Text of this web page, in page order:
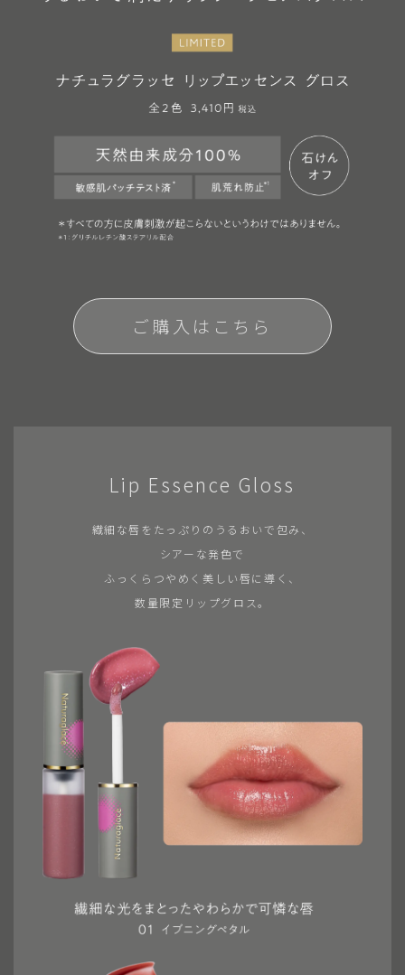
ご購入はこちら
Lip Essence Gloss
繊細な唇をたっぷりのうるおいで包み、
シアーな発色で
ふっくらつやめく美しい唇に導く、
数量限定リップグロス。